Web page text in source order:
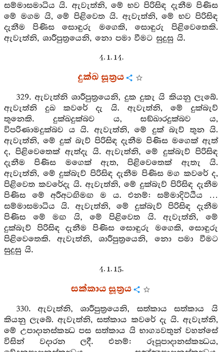
සම්මාසමාධිය යි. ඇවැත්නි, මේ භව පිරිසිඳ දැනීම පිණිස
මේ මගම යි, මේ පිළිවෙත යි. ඇවැත්නි, මේ භව පිරිසිඳ
දැනීම පිණිස සොඳුරු මගෙකි, සොඳුරු පිළිවෙතෙකි.
ඇවැත්නි, ශාරීපුත්‍රයෙනි, නො පමා වීමට සුදුසු යි.
4. 1. 14.
දුක්ඛ සූත්‍රය
329. ඇවැත්නි ශාරීපුත්‍රයෙනි, දුක දුකැ යි කියනු ලැබේ.
ඇවැත්නි දුඛ කවරේ දැ යි. ඇවැත්නි, මේ දුක්බැව්
තුනෙකි. දුක්ඛදුක්බව ය, සඞ්ඛාරදුක්බව ය,
විපරිණාමදුක්බව ය යි. ඇවැත්නි, මේ දුක් බැව් තුන යි.
ඇවැත්නි, මේ දුක් බැව් පිරිසිඳ දැනීම පිණිස මගෙක් ඇත්
ද, පිළිවෙතෙක් ඇත්දැ යි. ඇවැත්නි, මේ දුක්බැව් පිරිසිඳ
දැනීම පිණිස මගෙක් ඇත, පිළිවෙතෙක් ඇතැ යි.
ඇවැත්නි, මේ දුක්බැව් පිරිසිඳ දැනීම පිණිස මග කවරේ ද,
පිළිවෙත කවරේදැ යි. ඇවැත්නි, මේ දුක්බැව් පිරිසිඳ දැනීම
පිණිස මේ අරීඅටඟිමඟ ම ය. එනම්: සම්මාදිට්ඨිය …
සම්මාසමාධිය යි. ඇවැත්නි, මේ දුක්බැව් පිරිසිඳ දැනීම
පිණිස මේ මඟ යි, මේ පිළිවෙත යි. ඇවැත්නි, මේ
දුක්බැව් පිරිසිඳ දැනීම පිණිස සොඳුරු මගෙකි, සොඳුරු
පිළිවෙතෙකි. ඇවැත්නි, ශාරීපුත්‍රයෙනි, නො පමා වීමට
සුදුසු යි.
4. 1. 15.
සක්කාය සූත්‍රය
330. ඇවැත්නි, ශාරීපුත්‍රයෙනි, සත්කාය සත්කාය යි
කියනු ලැබේ. ඇවැත්නි, සත්කාය කවරේ දැ යි. ඇවැත්නි,
මේ උපාදානස්කන්‍ධ පස සත්කාය යි භාග්‍යවතුන් වහන්සේ
විසින් වදාරන ලදී. එනම්: රූපූපාදානස්කන්‍ධය,